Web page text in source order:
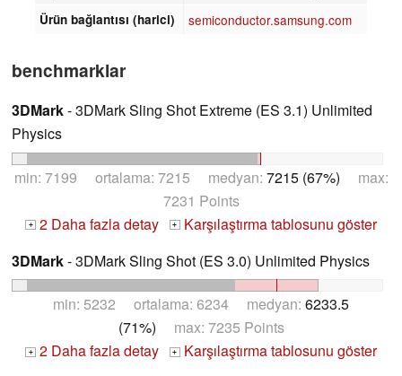
Ürün bağlantısı (harici) semiconductor.samsung.com
benchmarklar
3DMark- 3DMark Sling Shot Extreme (ES 3.1) Unlimited
Physics
min: 7199 ortalama: 7215 medyan: 7215 (67%) max:
7231 Points
+ 2 Daha fazla detay + Karşılaştırma tablosunu göster
3DMark- 3DMark Sling Shot (ES 3.0) Unlimited Physics
min: 5232 ortalama: 6234 medyan: 6233.5
(71%) max: 7235 Points
+ 2 Daha fazla detay + Karşılaştırma tablosunu göster